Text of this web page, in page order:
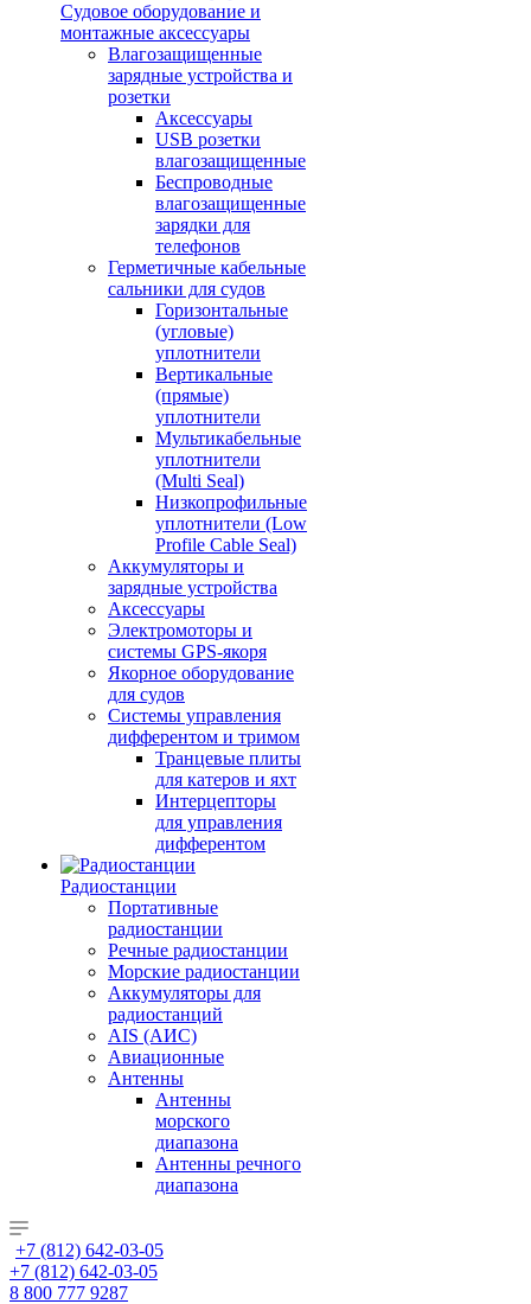
Судовое оборудование и
монтажные аксессуары
Влагозащищенные
зарядные устройства и
розетки
Аксессуары
USB розетки
влагозащищенные
Беспроводные
влагозащищенные
зарядки для
телефонов
Герметичные кабельные
сальники для судов
Горизонтальные
(угловые)
уплотнители
Вертикальные
(прямые)
уплотнители
Мультикабельные
уплотнители
(Multi Seal)
Низкопрофильные
уплотнители (Low
Profile Cable Seal)
Аккумуляторы и
зарядные устройства
Аксессуары
Электромоторы и
системы GPS-якоря
Якорное оборудование
для судов
Системы управления
дифферентом и тримом
Транцевые плиты
для катеров и яхт
Интерцепторы
для управления
дифферентом
Радиостанции
Портативные
радиостанции
Речные радиостанции
Морские радиостанции
Аккумуляторы для
радиостанций
AIS (АИС)
Авиационные
Антенны
Антенны
морского
диапазона
Антенны речного
диапазона
+7 (812) 642-03-05
+7 (812) 642-03-05
8 800 777 9287